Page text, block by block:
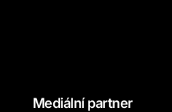
Mediální partner